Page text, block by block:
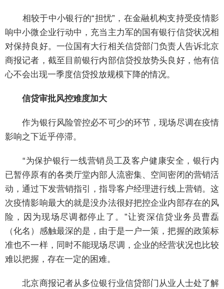
相较于中小银行的“担忧”，在金融机构支持受疫情影
响中小微企业行动中，充当主力军的国有银行信贷状况相
对保持良好。一位国有大行相关信贷部门负责人告诉北京
商报记者，截至目前银行内部信贷投放势头良好，他有信
心不会出现一季度信贷投放规模下降的情况。
信贷审批风控难度加大
作为银行风险管控必不可少的环节，现场尽调在疫情
影响之下近乎停滞。
“为保护银行一线营销员工及客户健康安全，银行内
已暂停原有的各类厅堂内部人流密集、空间密闭的营销活
动，通过下发营销指引，指导客户经理进行线上营销。这
次疫情影响最大的就是没办法很好把控企业内部存在的风
险，因为现场尽调都停止了。”让资深信贷业务员曹磊
（化名）感触最深的是，由于是一户一策，把握的政策标
准也不一样，同时不能现场尽调，企业的经营状况也比较
难以把握，存在一定的困难。
北京商报记者从多位银行业信贷部门从业人士处了解